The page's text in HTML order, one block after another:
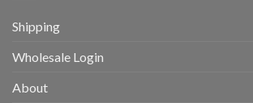
Shipping
Wholesale Login
About